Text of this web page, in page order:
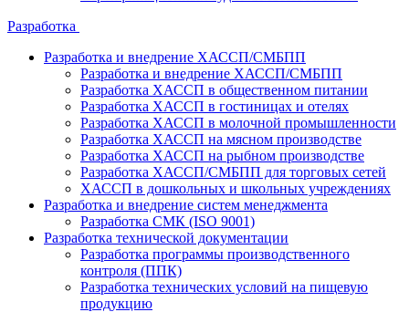
Разработка
Разработка и внедрение ХАССП/СМБПП
Разработка и внедрение ХАССП/СМБПП
Разработка ХАССП в общественном питании
Разработка ХАССП в гостиницах и отелях
Разработка ХАССП в молочной промышленности
Разработка ХАССП на мясном производстве
Разработка ХАССП на рыбном производстве
Разработка ХАССП/СМБПП для торговых сетей
ХАССП в дошкольных и школьных учреждениях
Разработка и внедрение систем менеджмента
Разработка СМК (ISO 9001)
Разработка технической документации
Разработка программы производственного
контроля (ППК)
Разработка технических условий на пищевую
продукцию